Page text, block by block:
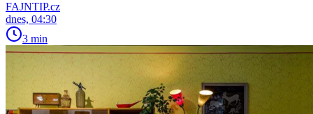
FAJNTIP.cz
dnes, 04:30
3 min